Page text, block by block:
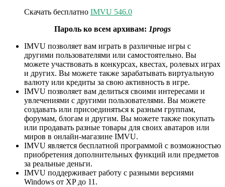
Скачать бесплатно IMVU 546.0
Пароль ко всем архивам: 1progs
IMVU позволяет вам играть в различные игры с
другими пользователями или самостоятельно. Вы
можете участвовать в конкурсах, квестах, ролевых играх
и других. Вы можете также зарабатывать виртуальную
валюту или кредиты за свою активность в игре.
IMVU позволяет вам делиться своими интересами и
увлечениями с другими пользователями. Вы можете
создавать или присоединяться к разным группам,
форумам, блогам и другим. Вы можете также покупать
или продавать разные товары для своих аватаров или
миров в онлайн-магазине IMVU.
IMVU является бесплатной программой с возможностью
приобретения дополнительных функций или предметов
за реальные деньги.
IMVU поддерживает работу с разными версиями
Windows от XP до 11.